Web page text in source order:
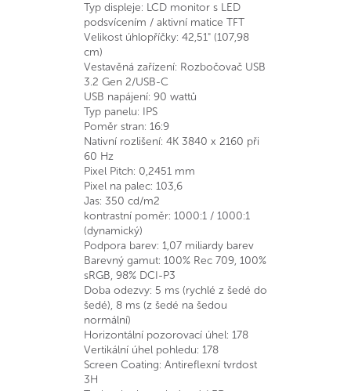
Typ displeje: LCD monitor s LED
podsvícením / aktivní matice TFT
Velikost úhlopříčky: 42,51" (107,98
cm)
Vestavěná zařízení: Rozbočovač USB
3.2 Gen 2/USB-C
USB napájení: 90 wattů
Typ panelu: IPS
Poměr stran: 16:9
Nativní rozlišení: 4K 3840 x 2160 při
60 Hz
Pixel Pitch: 0,2451 mm
Pixel na palec: 103,6
Jas: 350 cd/m2
kontrastní poměr: 1000:1 / 1000:1
(dynamický)
Podpora barev: 1,07 miliardy barev
Barevný gamut: 100% Rec 709, 100%
sRGB, 98% DCI-P3
Doba odezvy: 5 ms (rychlé z šedé do
šedé), 8 ms (z šedé na šedou
normální)
Horizontální pozorovací úhel: 178
Vertikální úhel pohledu: 178
Screen Coating: Antireflexní tvrdost
3H